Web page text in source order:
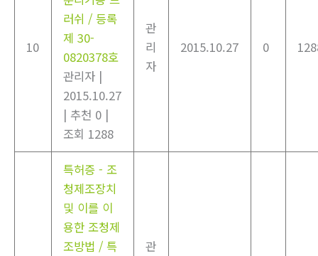
10
러쉬 / 등록
제 30-
0820378호
관리자 |
2015.10.27
| 추천 0 |
조회 1288
관
리
자
2015.10.27 0
특허증 - 조
청제조장치
및 이를 이
용한 조청제
조방법 / 특
관